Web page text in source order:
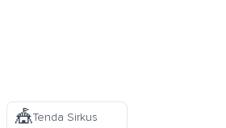
🎪Tenda Sirkus